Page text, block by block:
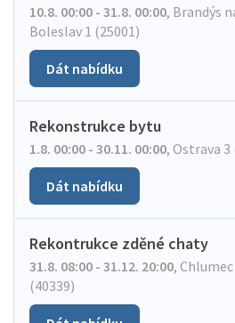
10.8. 00:00 - 31.8. 00:00, Brandýs
Boleslav 1 (25001)
Dát nabídku
Rekonstrukce bytu
1.8. 00:00 - 30.11. 00:00, Ostrava 3
Dát nabídku
Rekontrukce zděné chaty
31.8. 08:00 - 31.12. 20:00,
(40339)